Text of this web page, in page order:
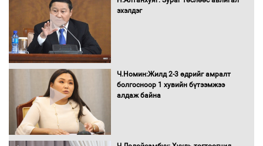
орчныг бүрдүүллээ
баримт
эхэлдэг
Ч.Номин:Жилд 2-3 өдрийг амралт
болгосноор 1 хувийн бүтээмжээ
алдаж байна